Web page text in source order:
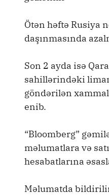
Ötən həftə Rusiya
daşınmasında
Son 2 ayda isə
sahillərindəki
göndərilən
enib.
“Bloomberg”
məlumatlara və
hesabatlarına
Məlumatda